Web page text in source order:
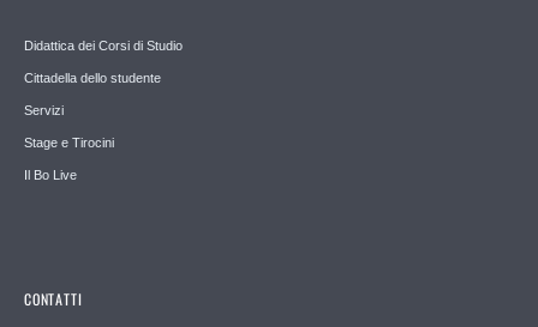
Didattica dei Corsi di Studio
Cittadella dello studente
Servizi
Stage e Tirocini
Il Bo Live
CONTATTI